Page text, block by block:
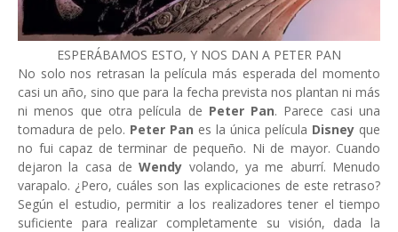
ESPERÁBAMOS ESTO, Y NOS DAN A PETER PAN
No solo nos retrasan la película más esperada del momento
casi un año, sino que para la fecha prevista nos plantan ni más
ni menos que otra película de Peter Pan. Parece casi una
tomadura de pelo. Peter Pan es la única película Disney que
no fui capaz de terminar de pequeño. Ni de mayor. Cuando
dejaron la casa deWendy volando, ya me aburrí. Menudo
varapalo. ¿Pero, cuáles son las explicaciones de este retraso?
Según el estudio, permitir a los realizadores tener el tiempo
suficiente para realizar completamente su visión, dada la